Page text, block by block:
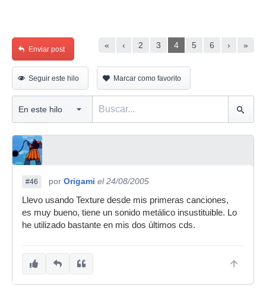
« ‹ 2 3 4 5 6 › »
Enviar post
Seguir este hilo Marcar como favorito
#46 por Origami el 24/08/2005
Llevo usando Texture desde mis primeras canciones,
es muy bueno, tiene un sonido metálico insustituible. Lo
he utilizado bastante en mis dos últimos cds.